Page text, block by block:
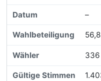
–
336